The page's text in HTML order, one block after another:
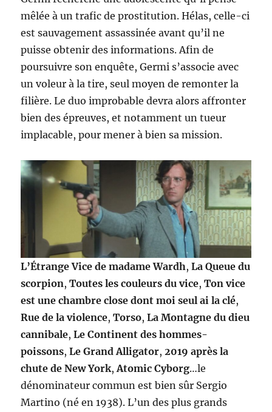
mêlée à un trafic de prostitution. Hélas, celle-ci
est sauvagement assassinée avant qu’il ne
puisse obtenir des informations. Afin de
poursuivre son enquête, Germi s’associe avec
un voleur à la tire, seul moyen de remonter la
filière. Le duo improbable devra alors affronter
bien des épreuves, et notamment un tueur
implacable, pour mener à bien sa mission.
L’Étrange Vice de madame Wardh,La Queue du
scorpion,Toutes les couleurs du vice,Ton vice
est une chambre close dont moi seul ai la clé,
Rue de la violence,Torso,La Montagne du dieu
cannibale,Le Continent des hommes-
poissons,Le Grand Alligator, 2019 après la
chute de New York,Atomic Cyborg…le
dénominateur commun est bien sûr Sergio
Martino (né en 1938). L’un des plus grands